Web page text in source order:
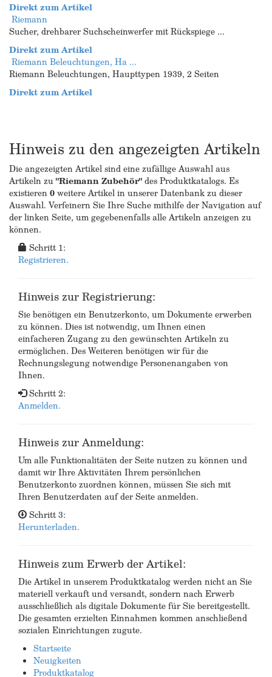
Direkt zum Artikel
Riemann
Sucher, drehbarer Suchscheinwerfer mit Rückspiege ...
Direkt zum Artikel
Riemann Beleuchtungen, Ha ...
Riemann Beleuchtungen, Haupttypen 1939, 2 Seiten
Direkt zum Artikel
Hinweis zu den angezeigten Artikeln
Die angezeigten Artikel sind eine zufällige Auswahl aus
Artikeln zu"Riemann Zubehör"des Produktkatalogs. Es
existieren0weitere Artikel in unserer Datenbank zu dieser
Auswahl. Verfeinern Sie Ihre Suche mithilfe der Navigation auf
der linken Seite, um gegebenenfalls alle Artikeln anzeigen zu
können.
Schritt 1:
Registrieren.
Hinweis zur Registrierung:
Sie benötigen ein Benutzerkonto, um Dokumente erwerben
zu können. Dies ist notwendig, um Ihnen einen
einfacheren Zugang zu den gewünschten Artikeln zu
ermöglichen. Des Weiteren benötigen wir für die
Rechnungslegung notwendige Personenangaben von
Ihnen.
Schritt 2:
Anmelden.
Hinweis zur Anmeldung:
Um alle Funktionalitäten der Seite nutzen zu können und
damit wir Ihre Aktivitäten Ihrem persönlichen
Benutzerkonto zuordnen können, müssen Sie sich mit
Ihren Benutzerdaten auf der Seite anmelden.
Schritt 3:
Herunterladen.
Hinweis zum Erwerb der Artikel:
Die Artikel in unserem Produktkatalog werden nicht an Sie
materiell verkauft und versandt, sondern nach Erwerb
ausschließlich als digitale Dokumente für Sie bereitgestellt.
Die gesamten erzielten Einnahmen kommen anschließend
sozialen Einrichtungen zugute.
Startseite
Neuigkeiten
Produktkatalog